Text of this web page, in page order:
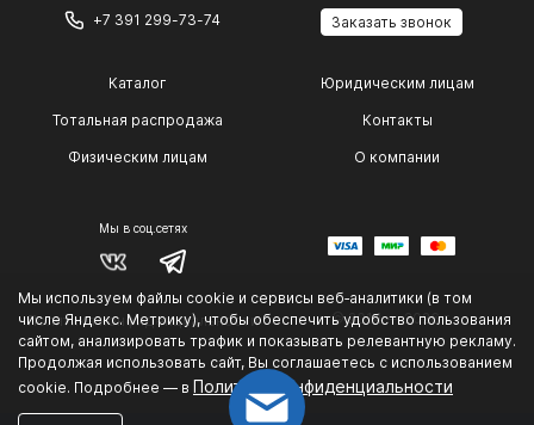
Мы используем файлы cookie и сервисы веб‑аналитики (в том
числе Яндекс. Метрику), чтобы обеспечить удобство пользования
сайтом, анализировать трафик и показывать релевантную рекламу.
Продолжая использовать сайт, Вы соглашаетесь с использованием
cookie. Подробнее — в Политике конфиденциальности
+7 391 299-73-74 Заказать звонок
Каталог
Тотальная распродажа
Физическим лицам
Юридическим лицам
Контакты
О компании
Мы в соц.сетях
Политика конфиденциальности © 2014 — 2026 г.
.